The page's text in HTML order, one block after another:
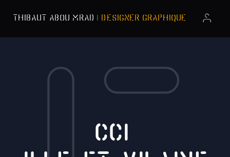
THIBAUT ABOU MRAD | DESIGNER GRAPHIQUE
CCI